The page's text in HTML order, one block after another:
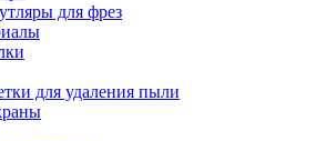
для фрез
для удаления пыли